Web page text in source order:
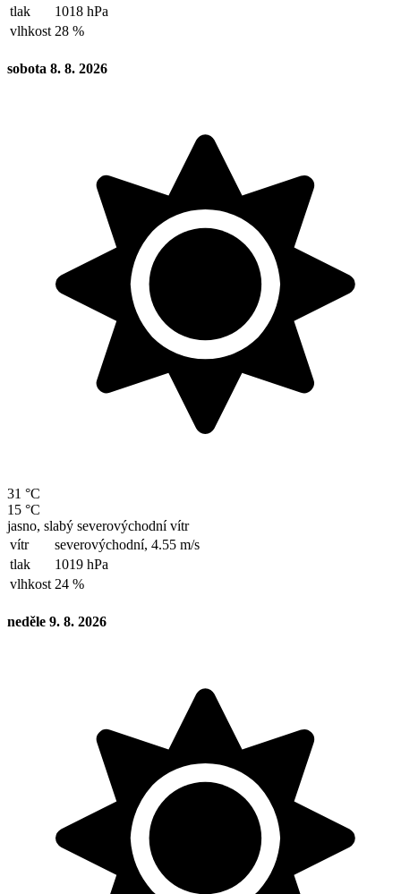
tlak
1018 hPa
vlhkost 28 %
sobota 8. 8. 2026
31 °C
15 °C
jasno, slabý severovýchodní vítr
vítr
severovýchodní, 4.55 m/s
tlak
1019 hPa
vlhkost 24 %
neděle 9. 8. 2026